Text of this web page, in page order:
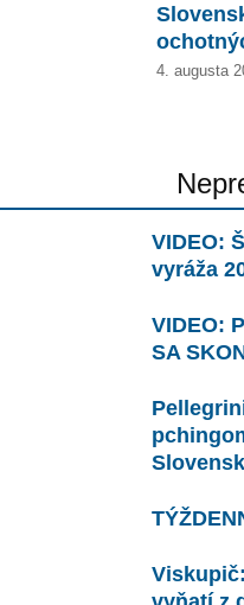
4. augusta
VIDEO:
vyráža
VIDEO:
SA